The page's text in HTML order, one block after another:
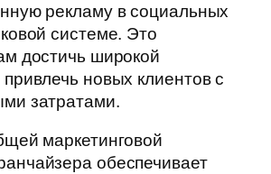
рекламу в социальных
системе. Это
достичь широкой
новых клиентов с
затратами.
маркетинговой
обеспечивает